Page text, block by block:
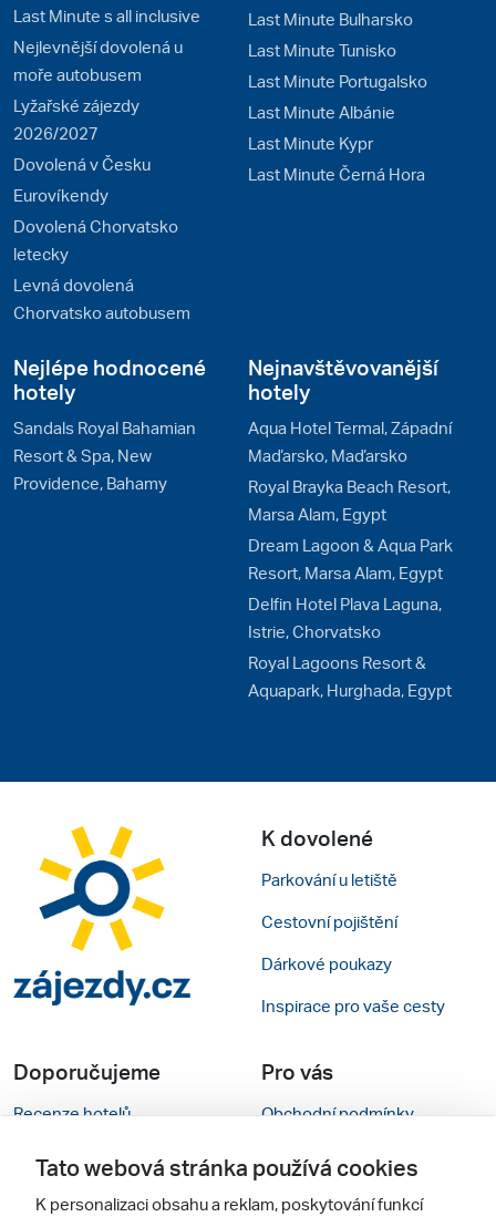
Last Minute s all inclusive
Nejlevnější dovolená u
moře autobusem
Lyžařské zájezdy
2026/2027
Dovolená v Česku
Eurovíkendy
Dovolená Chorvatsko
letecky
Levná dovolená
Chorvatsko autobusem
Last Minute Bulharsko
Last Minute Tunisko
Last Minute Portugalsko
Last Minute Albánie
Last Minute Kypr
Last Minute Černá Hora
Nejlépe hodnocené
hotely
Sandals Royal Bahamian
Resort & Spa, New
Providence, Bahamy
Nejnavštěvovanější
hotely
Aqua Hotel Termal, Západní
Maďarsko, Maďarsko
Royal Brayka Beach Resort,
Marsa Alam, Egypt
Dream Lagoon & Aqua Park
Resort, Marsa Alam, Egypt
Delfin Hotel Plava Laguna,
Istrie, Chorvatsko
Royal Lagoons Resort &
Aquapark, Hurghada, Egypt
K dovolené
Parkování u letiště
Cestovní pojištění
Dárkové poukazy
Inspirace pro vaše cesty
Doporučujeme
Recenze hotelů
Rady na cestu
Cestovní kanceláře
Pro vás
Obchodní podmínky
Kontakty
Nastavení cookies
Tato webová stránka používá cookies
K personalizaci obsahu a reklam, poskytování funkcí